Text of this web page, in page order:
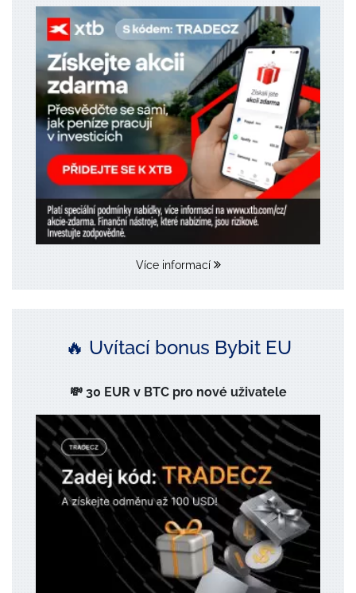
Více informací
🔥 Uvítací bonus Bybit EU
💸 30 EUR v BTC pro nové uživatele